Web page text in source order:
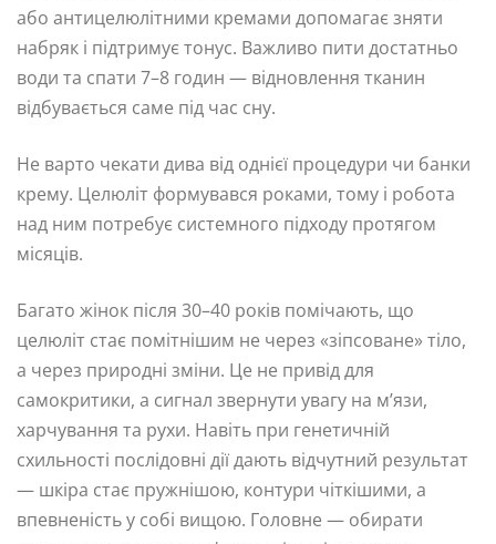
або антицелюлітними кремами допомагає зняти
набряк і підтримує тонус. Важливо пити достатньо
води та спати 7–8 годин — відновлення тканин
відбувається саме під час сну.
Не варто чекати дива від однієї процедури чи банки
крему. Целюліт формувався роками, тому і робота
над ним потребує системного підходу протягом
місяців.
Багато жінок після 30–40 років помічають, що
целюліт стає помітнішим не через «зіпсоване» тіло,
а через природні зміни. Це не привід для
самокритики, а сигнал звернути увагу на м’язи,
харчування та рухи. Навіть при генетичній
схильності послідовні дії дають відчутний результат
— шкіра стає пружнішою, контури чіткішими, а
впевненість у собі вищою. Головне — обирати